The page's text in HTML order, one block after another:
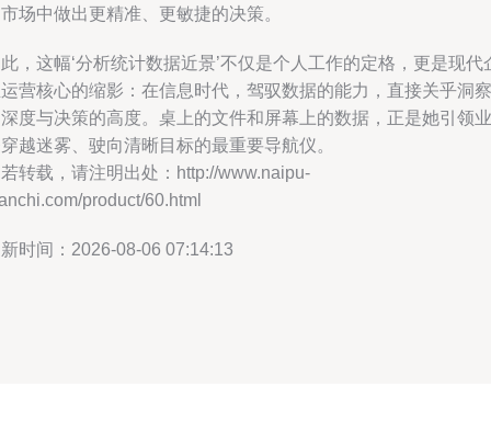
场中做出更精准、更敏捷的决策。
，这幅‘分析统计数据近景’不仅是个人工作的定格，更是现代
营核心的缩影：在信息时代，驾驭数据的能力，直接关乎洞察
度与决策的高度。桌上的文件和屏幕上的数据，正是她引领业
越迷雾、驶向清晰目标的最重要导航仪。
转载，请注明出处：http://www.naipu-
product/60.html
时间：2026-08-06 07:14:13